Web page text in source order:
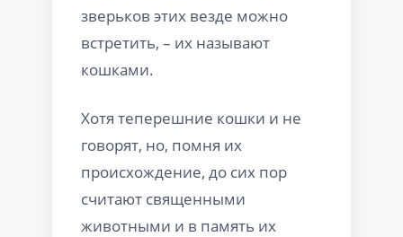
зверьков этих везде можно
встретить, – их называют
кошками.
Хотя теперешние кошки и не
говорят, но, помня их
происхождение, до сих пор
считают священными
животными и в память их